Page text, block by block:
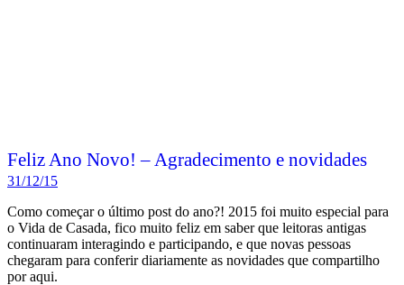
Feliz Ano Novo! – Agradecimento e novidades
31/12/15
Como começar o último post do ano?! 2015 foi muito especial para
o Vida de Casada, fico muito feliz em saber que leitoras antigas
continuaram interagindo e participando, e que novas pessoas
chegaram para conferir diariamente as novidades que compartilho
por aqui.